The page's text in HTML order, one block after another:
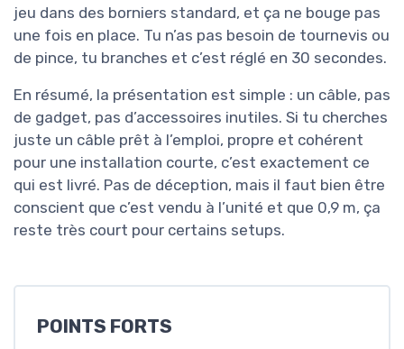
jeu dans des borniers standard, et ça ne bouge pas
une fois en place. Tu n’as pas besoin de tournevis ou
de pince, tu branches et c’est réglé en 30 secondes.
En résumé, la présentation est simple : un câble, pas
de gadget, pas d’accessoires inutiles. Si tu cherches
juste un câble prêt à l’emploi, propre et cohérent
pour une installation courte, c’est exactement ce
qui est livré. Pas de déception, mais il faut bien être
conscient que c’est vendu à l’unité et que 0,9 m, ça
reste très court pour certains setups.
POINTS FORTS